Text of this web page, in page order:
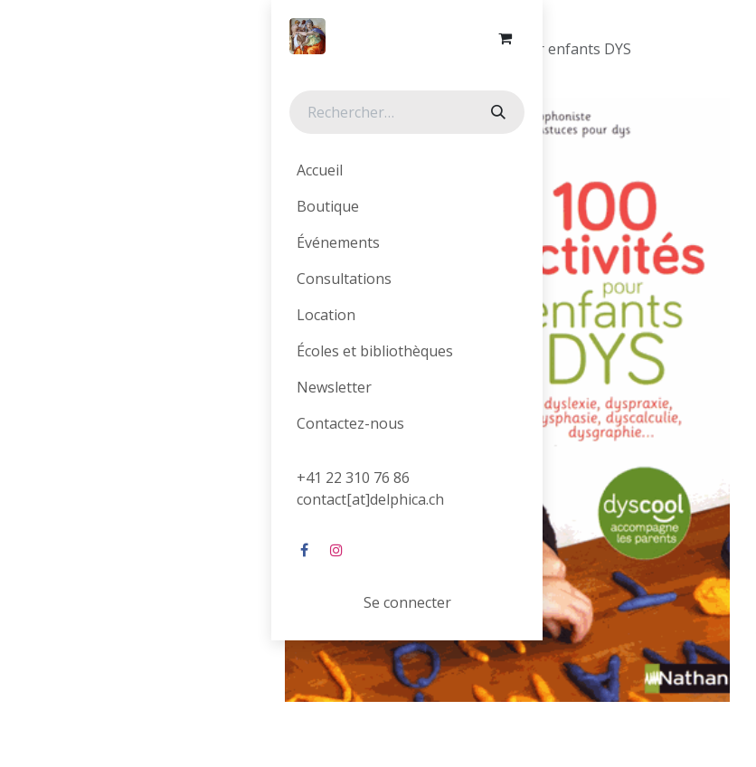
Accueil
Boutique
Événements
Consultations
Location
Écoles et bibliothèques
Newsletter
Contactez-nous
+41 22 310 76 86
contact[at]delphica.ch
Se connecter
Tous les produits 100 activités pour enfants DYS